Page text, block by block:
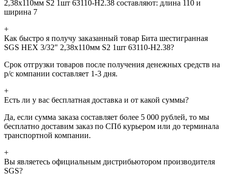
2,38х110мм S2 1шт 63110-H2.38 составляют: длина 110 и
ширина 7
+
Как быстро я получу заказанный товар Бита шестигранная
SGS HEX 3/32" 2,38х110мм S2 1шт 63110-H2.38?
Срок отгрузки товаров после получения денежных средств на
р/с компании составляет 1-3 дня.
+
Есть ли у вас бесплатная доставка и от какой суммы?
Да, если сумма заказа составляет более 5 000 рублей, то мы
бесплатно доставим заказ по СПб курьером или до терминала
транспортной компании.
+
Вы являетесь официальным дистрибьютором производителя
SGS?